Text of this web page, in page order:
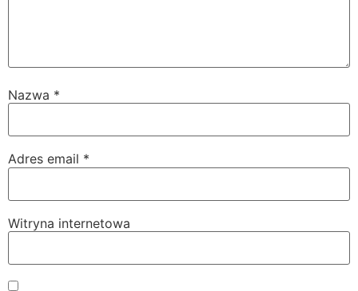
Nazwa *
Adres email *
Witryna internetowa